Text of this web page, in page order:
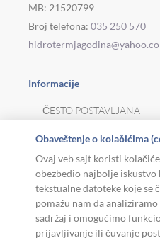
MB: 21520799
Broj telefona: 035 250 570
Informacije
ČESTO POSTAVLJANA
REKLAMACIJE I
POVRAT ROBE
USLOVI KORIŠĆENJA
Obaveštenje o kolačićima
Ovaj veb sajt koristi
obezbedio najbolje
tekstualne datoteke koje se
pomažu nam da
sadržaj i omogućimo
prijavljivanje ili čuvanje